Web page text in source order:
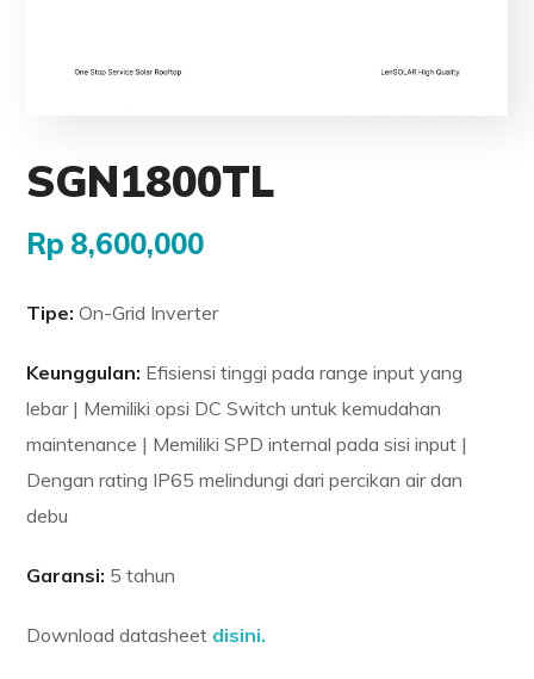
SGN1800TL
Rp 8,600,000
Tipe:On-Grid Inverter
Keunggulan: Efisiensi tinggi pada range input yang
lebar | Memiliki opsi DC Switch untuk kemudahan
maintenance | Memiliki SPD internal pada sisi input |
Dengan rating IP65 melindungi dari percikan air dan
debu
Garansi: 5 tahun
Download datasheet disini.